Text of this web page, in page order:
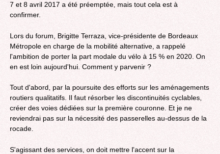
7 et 8 avril 2017 a été préemptée, mais tout cela est à
confirmer.
Lors du forum, Brigitte Terraza, vice-présidente de Bordeaux
Métropole en charge de la mobilité alternative, a rappelé
l'ambition de porter la part modale du vélo à 15 % en 2020. On
en est loin aujourd'hui. Comment y parvenir ?
Tout d'abord, par la poursuite des efforts sur les aménagements
routiers qualitatifs. Il faut résorber les discontinuités cyclables,
créer des voies dédiées sur la première couronne. Et je ne
reviendrai pas sur la nécessité des passerelles au-dessus de la
rocade.
S'agissant des services, on doit mettre l'accent sur la